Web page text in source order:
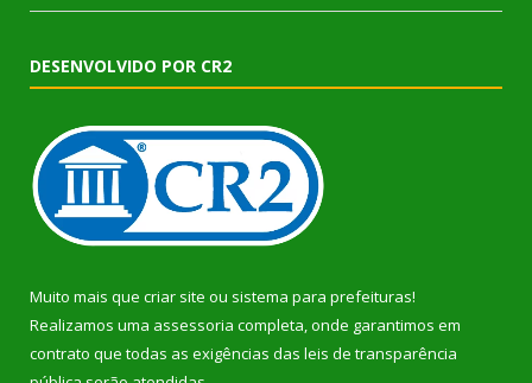
DESENVOLVIDO POR CR2
Muito mais que criar site ou sistema para prefeituras!
Realizamos uma assessoria completa, onde garantimos em
contrato que todas as exigências das leis de transparência